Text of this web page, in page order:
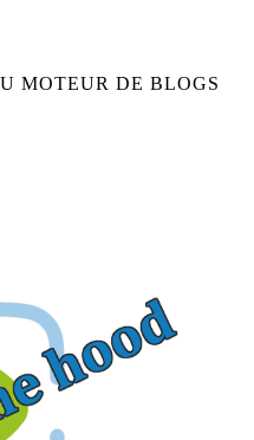
MOTEUR DE BLOGS